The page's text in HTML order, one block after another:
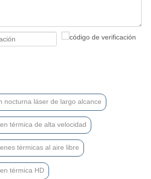
nocturna láser de largo alcance
térmica de alta velocidad
térmicas al aire libre
térmica HD